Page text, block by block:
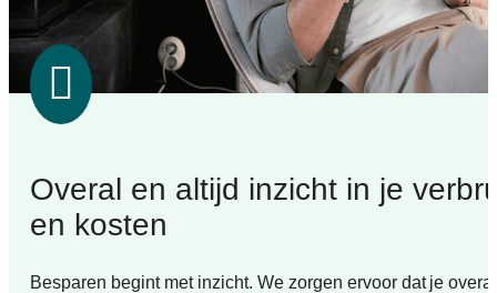
Overal en altijd inzicht in je
en kosten
Besparen begint met inzicht. We zorgen ervoor dat je